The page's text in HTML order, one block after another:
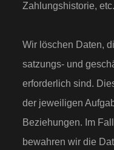
Zahlungshistorie,
Wir löschen Daten,
satzungs- und
erforderlich sind.
der jeweiligen
Beziehungen. Im
bewahren wir die